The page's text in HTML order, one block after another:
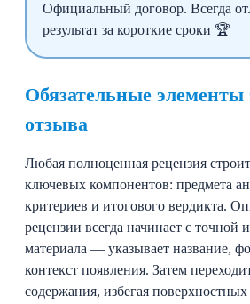
Официальный договор. Всегда
результат за короткие сроки 🏆
Обязательные элементы
отзыва
Любая полноценная рецензия
ключевых компонентов: предмета
критериев и итогового вердикта.
рецензии всегда начинает с точной
материала — указывает название,
контекст появления. Затем
содержания, избегая